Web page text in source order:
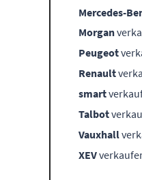
Mercedes-
Morgan
Peugeot
Renault
smart
Talbot
Vauxhall
XEV